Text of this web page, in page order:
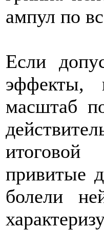
ампул по
Если
эффекты,
масштаб
итоговой
привитые
болели